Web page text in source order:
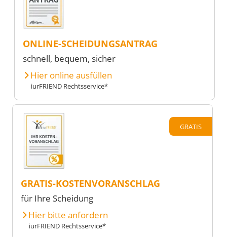
ONLINE-SCHEIDUNGSANTRAG
schnell, bequem, sicher
Hier online ausfüllen
iurFRIEND Rechtsservice*
GRATIS
GRATIS-KOSTENVORANSCHLAG
für Ihre Scheidung
Hier bitte anfordern
iurFRIEND Rechtsservice*